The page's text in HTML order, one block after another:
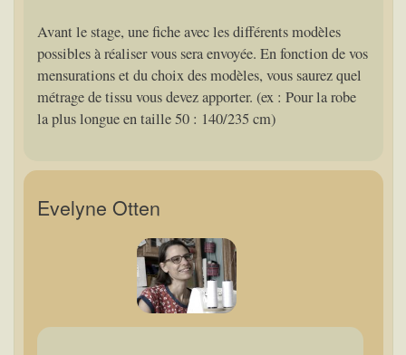
Avant le stage, une fiche avec les différents modèles
possibles à réaliser vous sera envoyée. En fonction de vos
mensurations et du choix des modèles, vous saurez quel
métrage de tissu vous devez apporter. (ex : Pour la robe
la plus longue en taille 50 : 140/235 cm)
Evelyne Otten